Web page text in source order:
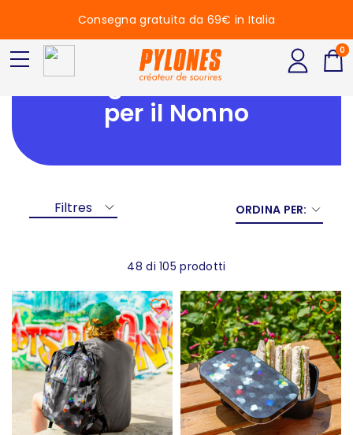
Regalo di Natale
per il Nonno
Filtres ORDINA PER:
48 di 105 prodotti
Consegna gratuita da 69€ in Italia
0